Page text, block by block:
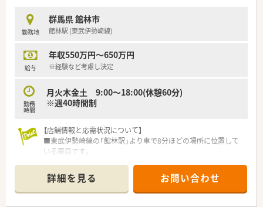
・経営理念としては、健康と美と衛生を通じての社会貢献を掲げ
ている会社です。
・調剤併設店は分離申請をしているため、薬局としての機能を最
<最新の設備環境と働きやすい環境が充実>
に薬歴閲覧用タブレット設置など、薬剤師が安心して働く事が出
来る様に最新の機械を導入されています。
・多くの店舗に医療事務が配属されており、1人薬剤師の店舗で
は、ひと月あたり「0.02%」程度と殆ど過誤が発生しにくい環境
なので安心して働く事が出来ます。
・研修制度（マニュアル）が充実しており、未経験や中途入社の方
・OTC領域を学ぶために、配属店舗のエリア内にて3ヶ月程のド
ラッグ研修を設けられております。
勤務地
群馬県 館林市
館林駅 (東武伊勢崎線)
給与
年収550万円～650万円
※経験など考慮し決定
勤務
時間
月火木金土 9:00～18:00(休憩60分)
※週40時間制
【店舗情報と応需状況について】
■東武伊勢崎線の「館林駅」より車で8分ほどの場所に位置して
いる薬局です。
約50枚です。
■薬剤師は常勤2名とパート3名が在籍し、常時2名体制で業務に
あたっています。
詳細を見る お問い合わせ